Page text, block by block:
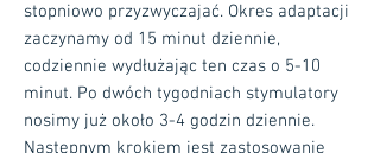
stopniowo przyzwyczajać. Okres adaptacji
zaczynamy od 15 minut dziennie,
codziennie wydłużając ten czas o 5-10
minut. Po dwóch tygodniach stymulatory
nosimy już około 3-4 godzin dziennie.
Następnym krokiem jest zastosowanie